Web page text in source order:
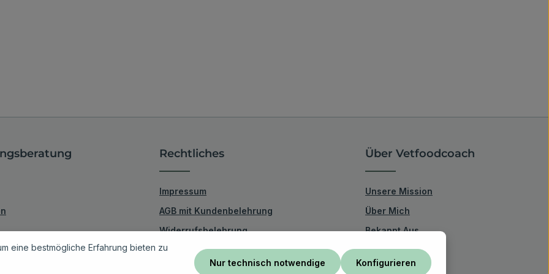
Kunden
Rechtliches
Impressum
AGB mit Kundenbelehrung
Widerrufsbelehrung
Vertrag widerrufen
Datenschutzerklärung
Über Vetfoodcoach
Unsere Mission
Über Mich
Bekannt Aus
Bio-Zertifizierung
eine bestmögliche Erfahrung bieten zu
Nur technisch notwendige Konfigurieren